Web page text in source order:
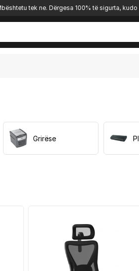
tek ne. Dërgesa 100% të sigurta,
Grirëse